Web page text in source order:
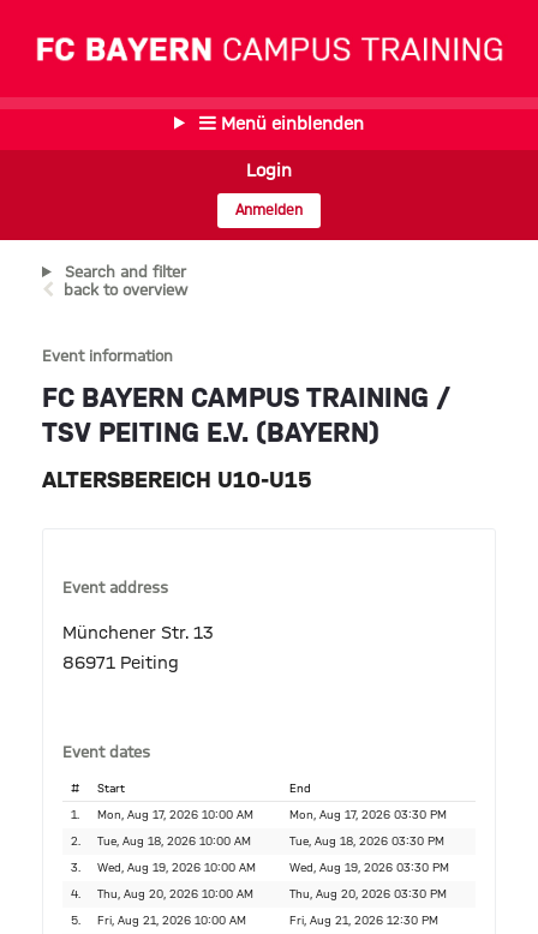
Menü einblenden
Login
Anmelden
Search and filter
back to overview
Event information
FC BAYERN CAMPUS TRAINING /
TSV PEITING E.V. (BAYERN)
ALTERSBEREICH U10-U15
Event address
Münchener Str. 13
86971 Peiting
Event dates
# Start End
1. Mon, Aug 17, 2026 10:00 AM Mon, Aug 17, 2026 03:30 PM
2. Tue, Aug 18, 2026 10:00 AM Tue, Aug 18, 2026 03:30 PM
3. Wed, Aug 19, 2026 10:00 AM Wed, Aug 19, 2026 03:30 PM
4. Thu, Aug 20, 2026 10:00 AM Thu, Aug 20, 2026 03:30 PM
5. Fri, Aug 21, 2026 10:00 AM Fri, Aug 21, 2026 12:30 PM